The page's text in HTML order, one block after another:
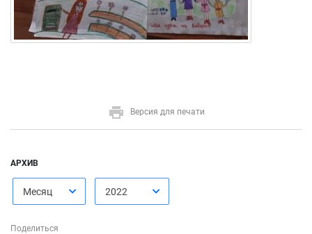
Версия для печати
АРХИВ
Месяц 2022
Поделиться